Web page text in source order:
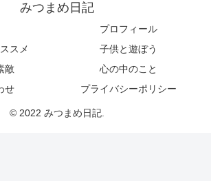
みつまめ日記
プロフィール
スメ
子供と遊ぼう
敵
心の中のこと
せ
プライバシーポリシー
© 2022 みつまめ日記.